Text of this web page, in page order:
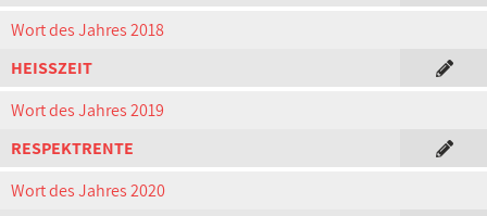
Wort des Jahres 2018
HEISSZEIT
Wort des Jahres 2019
RESPEKTRENTE
Wort des Jahres 2020